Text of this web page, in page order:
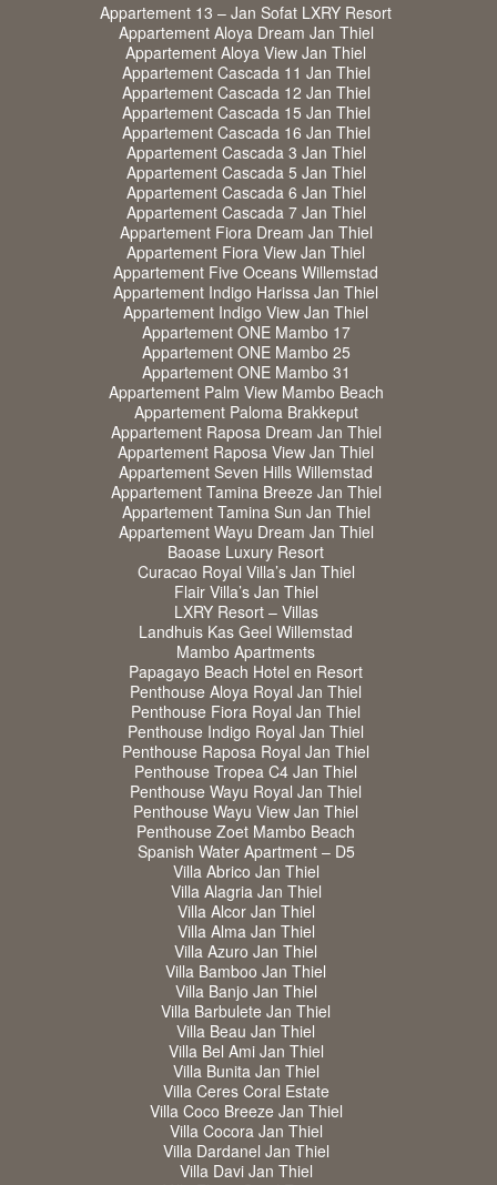
Appartement 13 – Jan Sofat LXRY Resort
Appartement Aloya Dream Jan Thiel
Appartement Aloya View Jan Thiel
Appartement Cascada 11 Jan Thiel
Appartement Cascada 12 Jan Thiel
Appartement Cascada 15 Jan Thiel
Appartement Cascada 16 Jan Thiel
Appartement Cascada 3 Jan Thiel
Appartement Cascada 5 Jan Thiel
Appartement Cascada 6 Jan Thiel
Appartement Cascada 7 Jan Thiel
Appartement Fiora Dream Jan Thiel
Appartement Fiora View Jan Thiel
Appartement Five Oceans Willemstad
Appartement Indigo Harissa Jan Thiel
Appartement Indigo View Jan Thiel
Appartement ONE Mambo 17
Appartement ONE Mambo 25
Appartement ONE Mambo 31
Appartement Palm View Mambo Beach
Appartement Paloma Brakkeput
Appartement Raposa Dream Jan Thiel
Appartement Raposa View Jan Thiel
Appartement Seven Hills Willemstad
Appartement Tamina Breeze Jan Thiel
Appartement Tamina Sun Jan Thiel
Appartement Wayu Dream Jan Thiel
Baoase Luxury Resort
Curacao Royal Villa’s Jan Thiel
Flair Villa’s Jan Thiel
LXRY Resort – Villas
Landhuis Kas Geel Willemstad
Mambo Apartments
Papagayo Beach Hotel en Resort
Penthouse Aloya Royal Jan Thiel
Penthouse Fiora Royal Jan Thiel
Penthouse Indigo Royal Jan Thiel
Penthouse Raposa Royal Jan Thiel
Penthouse Tropea C4 Jan Thiel
Penthouse Wayu Royal Jan Thiel
Penthouse Wayu View Jan Thiel
Penthouse Zoet Mambo Beach
Spanish Water Apartment – D5
Villa Abrico Jan Thiel
Villa Alagria Jan Thiel
Villa Alcor Jan Thiel
Villa Alma Jan Thiel
Villa Azuro Jan Thiel
Villa Bamboo Jan Thiel
Villa Banjo Jan Thiel
Villa Barbulete Jan Thiel
Villa Beau Jan Thiel
Villa Bel Ami Jan Thiel
Villa Bunita Jan Thiel
Villa Ceres Coral Estate
Villa Coco Breeze Jan Thiel
Villa Cocora Jan Thiel
Villa Dardanel Jan Thiel
Villa Davi Jan Thiel